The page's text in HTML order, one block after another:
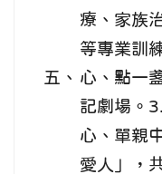
五、
療、家族
等專業訓
心、點一
記劇場。
心、單親
愛人」，